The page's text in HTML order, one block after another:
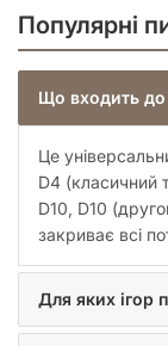
Популярні
Що входить до
Це
D4 (класичний
D10, D10
закриває всі
Для яких ігор